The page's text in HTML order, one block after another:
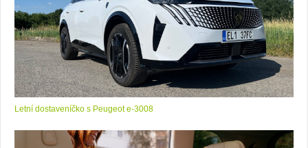
Letní dostaveníčko s Peugeot e-3008